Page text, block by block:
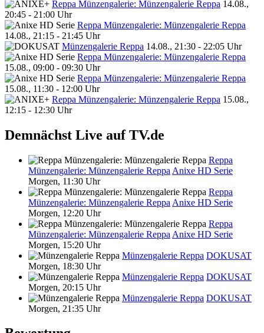
Reppa Münzengalerie: Münzengalerie Reppa 14.08.,
20:45 - 21:00 Uhr
Reppa Münzengalerie: Münzengalerie Reppa
14.08., 21:15 - 21:45 Uhr
Münzengalerie Reppa 14.08., 21:30 - 22:05 Uhr
Reppa Münzengalerie: Münzengalerie Reppa
15.08., 09:00 - 09:30 Uhr
Reppa Münzengalerie: Münzengalerie Reppa
15.08., 11:30 - 12:00 Uhr
Reppa Münzengalerie: Münzengalerie Reppa 15.08.,
12:15 - 12:30 Uhr
Demnächst Live auf TV.de
Reppa
Münzengalerie: Münzengalerie Reppa Anixe HD Serie
Morgen, 11:30 Uhr
Reppa
Münzengalerie: Münzengalerie Reppa Anixe HD Serie
Morgen, 12:20 Uhr
Reppa
Münzengalerie: Münzengalerie Reppa Anixe HD Serie
Morgen, 15:20 Uhr
Münzengalerie Reppa DOKUSAT
Morgen, 18:30 Uhr
Münzengalerie Reppa DOKUSAT
Morgen, 20:15 Uhr
Münzengalerie Reppa DOKUSAT
Morgen, 21:35 Uhr